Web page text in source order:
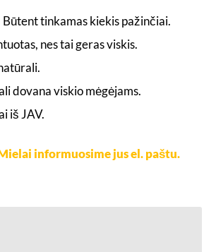
Būtent tinkamas kiekis pažinčiai.
nes tai geras viskis.
dovana viskio mėgėjams.
iš JAV.
informuosime jus el. paštu.